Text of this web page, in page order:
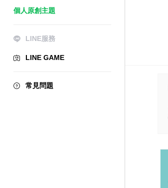
個人原創主題
LINE服務
LINE GAME
常見問題